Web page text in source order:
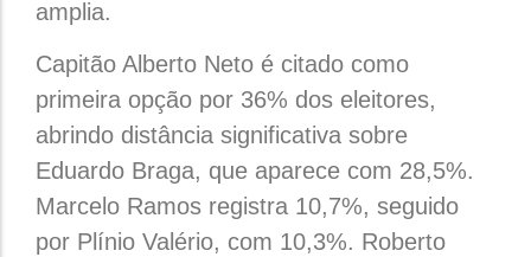
amplia.
Capitão Alberto Neto é citado como
primeira opção por 36% dos eleitores,
abrindo distância significativa sobre
Eduardo Braga, que aparece com 28,5%.
Marcelo Ramos registra 10,7%, seguido
por Plínio Valério, com 10,3%. Roberto